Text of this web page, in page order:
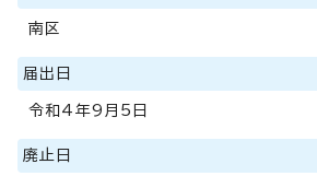
南区
届出日
令和4年9月5日
廃止日